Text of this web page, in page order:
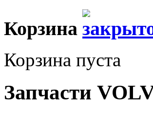
Корзина
Корзина пуста
Запчасти